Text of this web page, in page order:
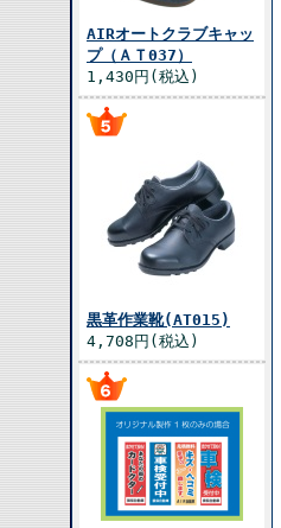
AIRオートクラブキャッ
プ（ＡＴ037）
1,430円(税込)
黒革作業靴(AT015)
4,708円(税込)